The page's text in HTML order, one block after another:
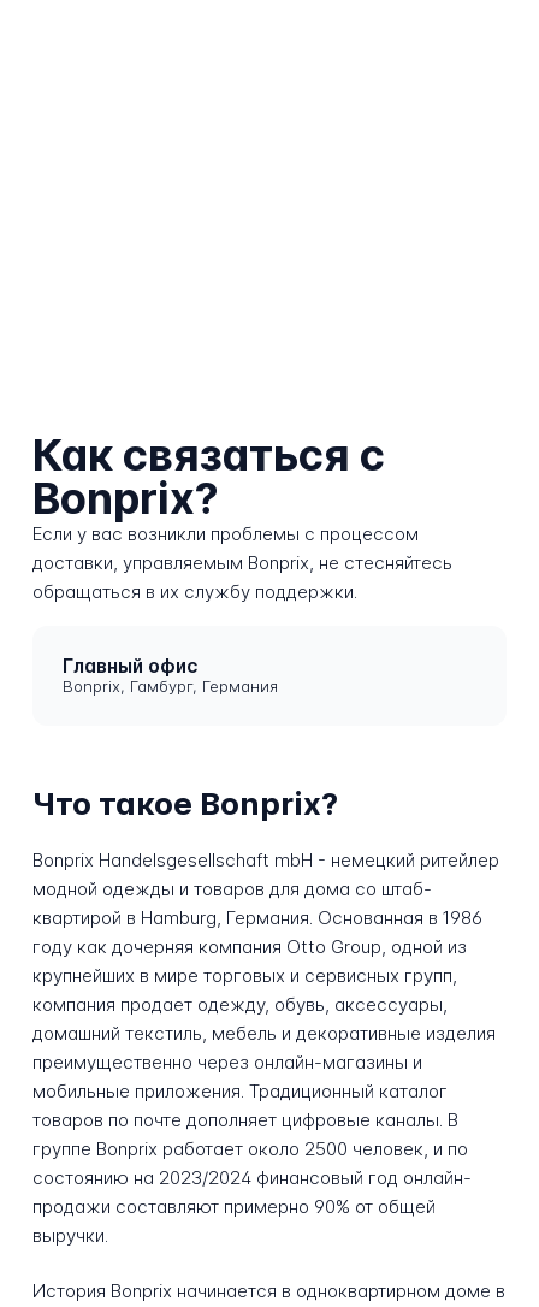
Как связаться с
Bonprix?
Если у вас возникли проблемы с процессом
доставки, управляемым Bonprix, не стесняйтесь
обращаться в их службу поддержки.
Главный офис
Bonprix, Гамбург, Германия
Что такое Bonprix?
Bonprix Handelsgesellschaft mbH - немецкий ритейлер
модной одежды и товаров для дома со штаб-
квартирой в Hamburg, Германия. Основанная в 1986
году как дочерняя компания Otto Group, одной из
крупнейших в мире торговых и сервисных групп,
компания продает одежду, обувь, аксессуары,
домашний текстиль, мебель и декоративные изделия
преимущественно через онлайн-магазины и
мобильные приложения. Традиционный каталог
товаров по почте дополняет цифровые каналы. В
группе Bonprix работает около 2500 человек, и по
состоянию на 2023/2024 финансовый год онлайн-
продажи составляют примерно 90% от общей
выручки.
История Bonprix начинается в одноквартирном доме в